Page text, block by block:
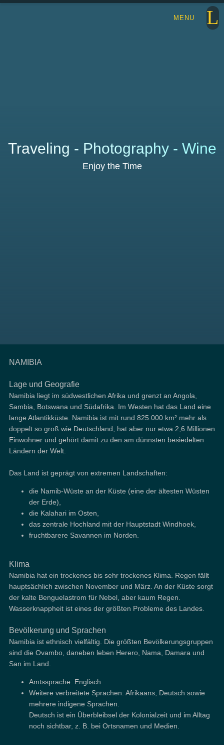
Traveling - Photography - Wine
Enjoy the Time
NAMIBIA
Lage und Geografie
Namibia liegt im südwestlichen Afrika und grenzt an Angola,
Sambia, Botswana und Südafrika. Im Westen hat das Land eine
lange Atlantikküste. Namibia ist mit rund 825.000 km² mehr als
doppelt so groß wie Deutschland, hat aber nur etwa 2,6 Millionen
Einwohner und gehört damit zu den am dünnsten besiedelten
Ländern der Welt.
Das Land ist geprägt von extremen Landschaften:
die Namib-Wüste an der Küste (eine der ältesten Wüsten
der Erde),
die Kalahari im Osten,
das zentrale Hochland mit der Hauptstadt Windhoek,
fruchtbarere Savannen im Norden.
Klima
Namibia hat ein trockenes bis sehr trockenes Klima. Regen fällt
hauptsächlich zwischen November und März. An der Küste sorgt
der kalte Benguelastrom für Nebel, aber kaum Regen.
Wasserknappheit ist eines der größten Probleme des Landes.
Bevölkerung und Sprachen
Namibia ist ethnisch vielfältig. Die größten Bevölkerungsgruppen
sind die Ovambo, daneben leben Herero, Nama, Damara und
San im Land.
Amtssprache: Englisch
Weitere verbreitete Sprachen: Afrikaans, Deutsch sowie
mehrere indigene Sprachen.
Deutsch ist ein Überbleibsel der Kolonialzeit und im Alltag
noch sichtbar, z. B. bei Ortsnamen und Medien.